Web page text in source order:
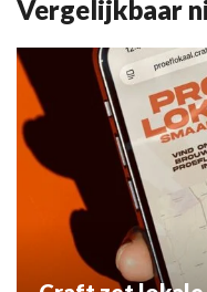
Vergelijkbaar